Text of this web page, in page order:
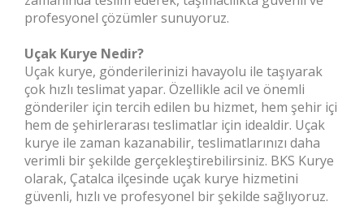
profesyonel çözümler sunuyoruz.
Uçak Kurye Nedir?
Uçak kurye, gönderilerinizi havayolu ile taşıyarak
çok hızlı teslimat yapar. Özellikle acil ve önemli
gönderiler için tercih edilen bu hizmet, hem şehir içi
hem de şehirlerarası teslimatlar için idealdir. Uçak
kurye ile zaman kazanabilir, teslimatlarınızı daha
verimli bir şekilde gerçekleştirebilirsiniz. BKS Kurye
olarak, Çatalca ilçesinde uçak kurye hizmetini
güvenli, hızlı ve profesyonel bir şekilde sağlıyoruz.